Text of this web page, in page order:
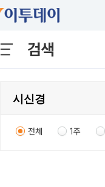
검색
전체 1주